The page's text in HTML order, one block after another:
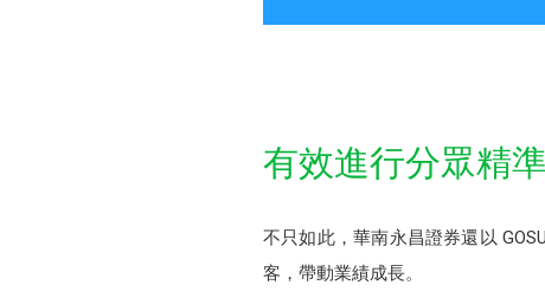
有效進行分眾精
不只如此，華南永昌證券還以
客，帶動業績成長。